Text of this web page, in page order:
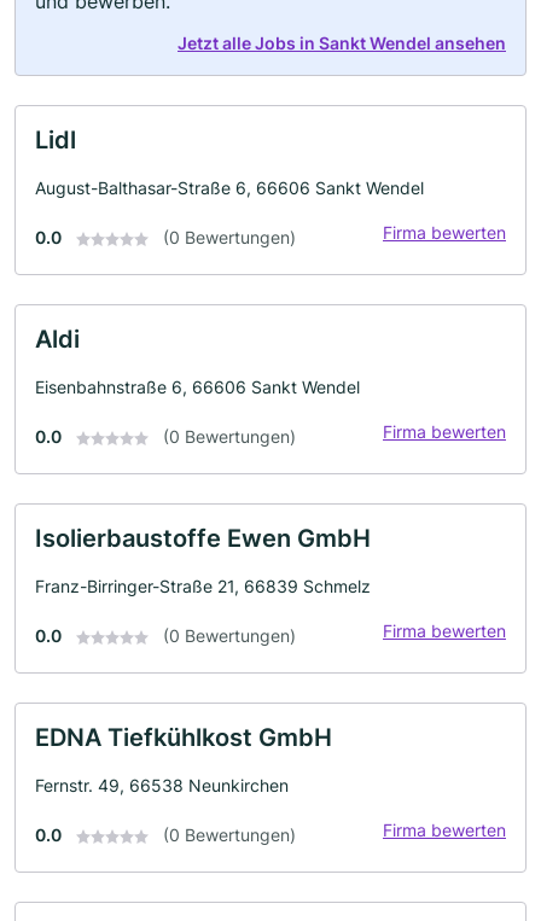
Jetzt alle Jobs in Sankt Wendel ansehen
Lidl
August-Balthasar-Straße 6, 66606 Sankt Wendel
0.0 (0 Bewertungen) Firma bewerten
Aldi
Eisenbahnstraße 6, 66606 Sankt Wendel
0.0 (0 Bewertungen) Firma bewerten
Isolierbaustoffe Ewen GmbH
Franz-Birringer-Straße 21, 66839 Schmelz
0.0 (0 Bewertungen) Firma bewerten
EDNA Tiefkühlkost GmbH
Fernstr. 49, 66538 Neunkirchen
0.0 (0 Bewertungen) Firma bewerten